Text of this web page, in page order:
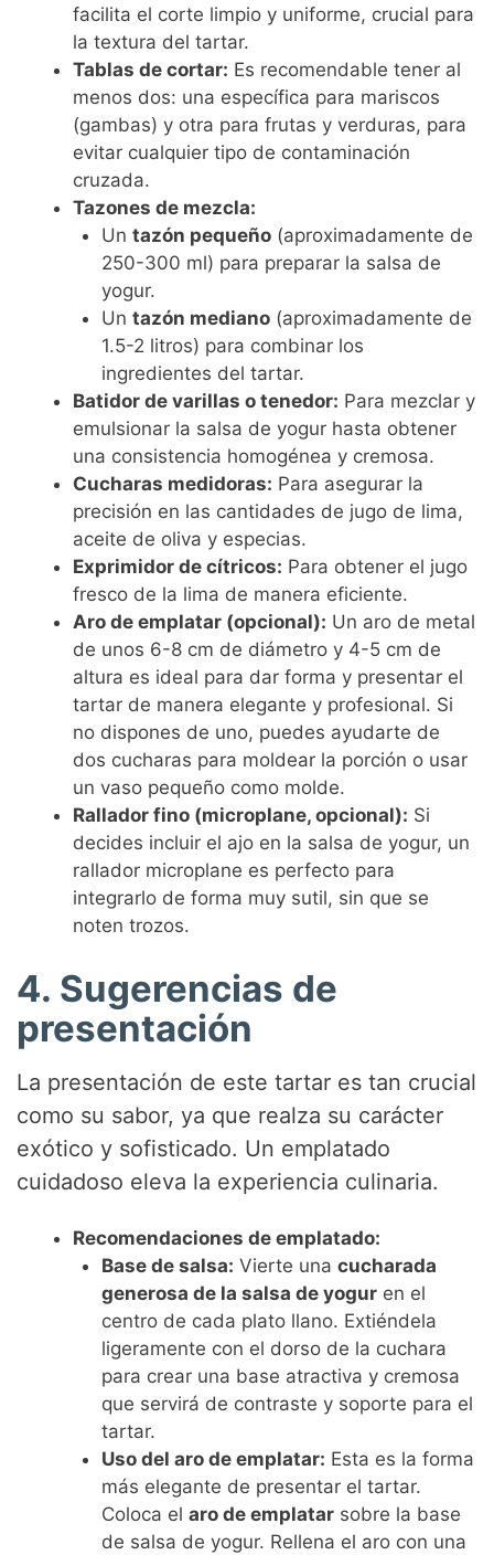
facilita el corte limpio y uniforme, crucial para
la textura del tartar.
Tablas de cortar: Es recomendable tener al
menos dos: una específica para mariscos
(gambas) y otra para frutas y verduras, para
evitar cualquier tipo de contaminación
cruzada.
Tazones de mezcla:
Un tazón pequeño(aproximadamente de
250-300 ml) para preparar la salsa de
yogur.
Un tazón mediano(aproximadamente de
1.5-2 litros) para combinar los
ingredientes del tartar.
Batidor de varillas o tenedor: Para mezclar y
emulsionar la salsa de yogur hasta obtener
una consistencia homogénea y cremosa.
Cucharas medidoras: Para asegurar la
precisión en las cantidades de jugo de lima,
aceite de oliva y especias.
Exprimidor de cítricos: Para obtener el jugo
fresco de la lima de manera eficiente.
Aro de emplatar (opcional): Un aro de metal
de unos 6-8 cm de diámetro y 4-5 cm de
altura es ideal para dar forma y presentar el
tartar de manera elegante y profesional. Si
no dispones de uno, puedes ayudarte de
dos cucharas para moldear la porción o usar
un vaso pequeño como molde.
Rallador fino (microplane, opcional): Si
decides incluir el ajo en la salsa de yogur, un
rallador microplane es perfecto para
integrarlo de forma muy sutil, sin que se
noten trozos.
4. Sugerencias de
presentación
La presentación de este tartar es tan crucial
como su sabor, ya que realza su carácter
exótico y sofisticado. Un emplatado
cuidadoso eleva la experiencia culinaria.
Recomendaciones de emplatado:
Base de salsa: Vierte una cucharada
generosa de la salsa de yoguren el
centro de cada plato llano. Extiéndela
ligeramente con el dorso de la cuchara
para crear una base atractiva y cremosa
que servirá de contraste y soporte para el
tartar.
Uso del aro de emplatar: Esta es la forma
más elegante de presentar el tartar.
Coloca el aro de emplatarsobre la base
de salsa de yogur. Rellena el aro con una